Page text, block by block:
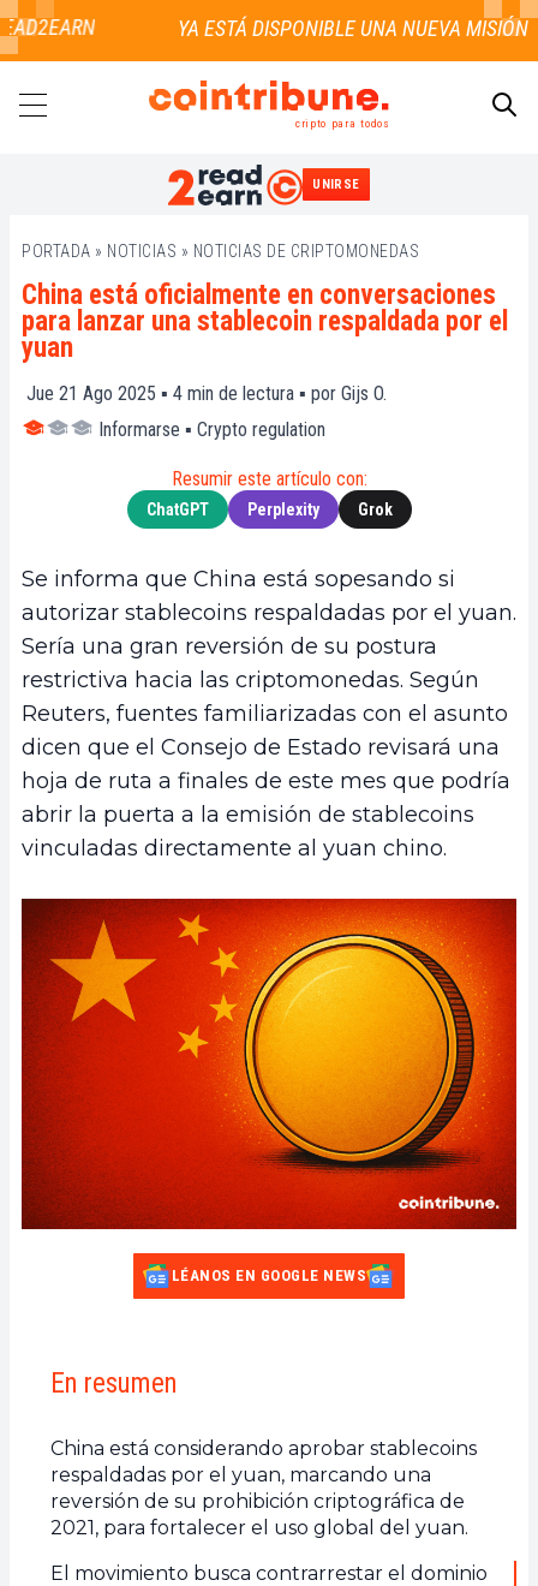
cripto para todos
UNIRSE
PORTADA » NOTICIAS » NOTICIAS DE CRIPTOMONEDAS
China está oficialmente en conversaciones
para lanzar una stablecoin respaldada por el
yuan
Jue 21 Ago 2025 ▪ 4 min de lectura ▪ por Gijs O.
Informarse ▪ Crypto regulation
Resumir este artículo con:
ChatGPT Perplexity Grok
Se informa que China está sopesando si
autorizar stablecoins respaldadas por el yuan.
Sería una gran reversión de su postura
restrictiva hacia las criptomonedas. Según
Reuters, fuentes familiarizadas con el asunto
dicen que el Consejo de Estado revisará una
hoja de ruta a finales de este mes que podría
abrir la puerta a la emisión de stablecoins
vinculadas directamente al yuan chino.
LÉANOS EN GOOGLE NEWS
En resumen
China está considerando aprobar stablecoins
respaldadas por el yuan, marcando una
reversión de su prohibición criptográfica de
2021, para fortalecer el uso global del yuan.
El movimiento busca contrarrestar el dominio